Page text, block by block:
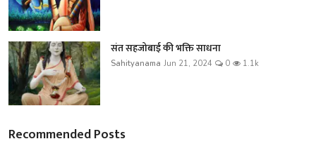
संत सहजोबाई की भक्ति साधना
Sahityanama Jun 21, 2024 0 1.1k
Recommended Posts